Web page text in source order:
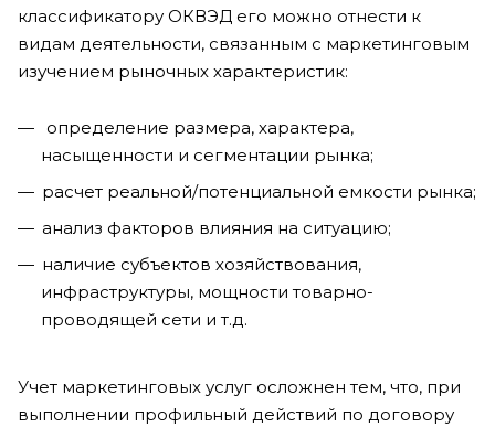
классификатору ОКВЭД его можно отнести к
видам деятельности, связанным с маркетинговым
изучением рыночных характеристик:
определение размера, характера,
насыщенности и сегментации рынка;
расчет реальной/потенциальной емкости рынка;
анализ факторов влияния на ситуацию;
наличие субъектов хозяйствования,
инфраструктуры, мощности товарно-
проводящей сети и т.д.
Учет маркетинговых услуг осложнен тем, что, при
выполнении профильный действий по договору